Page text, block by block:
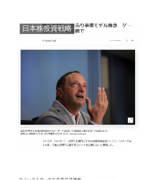
日本株投資戦略